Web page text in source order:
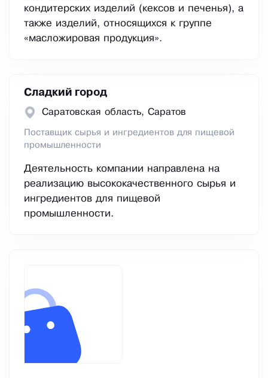
кондитерских изделий (кексов и печенья), а
также изделий, относящихся к группе
«масложировая продукция».
Сладкий город
Саратовская область, Саратов
Поставщик сырья и ингредиентов для пищевой
промышленности
Деятельность компании направлена на
реализацию высококачественного сырья и
ингредиентов для пищевой
промышленности.